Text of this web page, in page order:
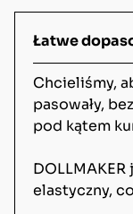
Łatwe
Chcieliśmy,
pasowały,
pod kątem
elastyczny,